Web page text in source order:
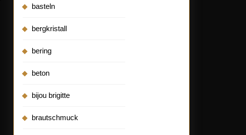
basteln
bergkristall
bering
beton
bijou brigitte
brautschmuck